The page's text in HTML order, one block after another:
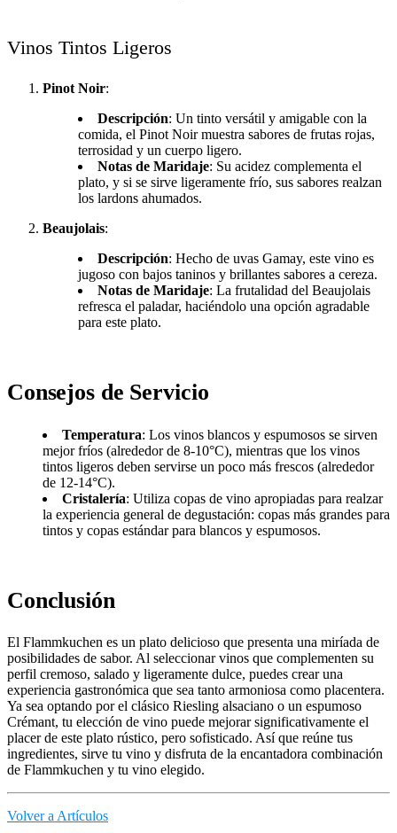
Vinos Tintos Ligeros
Pinot Noir:
Descripción: Un tinto versátil y amigable con la
comida, el Pinot Noir muestra sabores de frutas rojas,
terrosidad y un cuerpo ligero.
Notas de Maridaje: Su acidez complementa el
plato, y si se sirve ligeramente frío, sus sabores realzan
los lardons ahumados.
Beaujolais:
Descripción: Hecho de uvas Gamay, este vino es
jugoso con bajos taninos y brillantes sabores a cereza.
Notas de Maridaje: La frutalidad del Beaujolais
refresca el paladar, haciéndolo una opción agradable
para este plato.
Consejos de Servicio
Temperatura: Los vinos blancos y espumosos se sirven
mejor fríos (alrededor de 8-10°C), mientras que los vinos
tintos ligeros deben servirse un poco más frescos (alrededor
de 12-14°C).
Cristalería: Utiliza copas de vino apropiadas para realzar
la experiencia general de degustación: copas más grandes para
tintos y copas estándar para blancos y espumosos.
Conclusión
El Flammkuchen es un plato delicioso que presenta una miríada de
posibilidades de sabor. Al seleccionar vinos que complementen su
perfil cremoso, salado y ligeramente dulce, puedes crear una
experiencia gastronómica que sea tanto armoniosa como placentera.
Ya sea optando por el clásico Riesling alsaciano o un espumoso
Crémant, tu elección de vino puede mejorar significativamente el
placer de este plato rústico, pero sofisticado. Así que reúne tus
ingredientes, sirve tu vino y disfruta de la encantadora combinación
de Flammkuchen y tu vino elegido.
Volver a Artículos